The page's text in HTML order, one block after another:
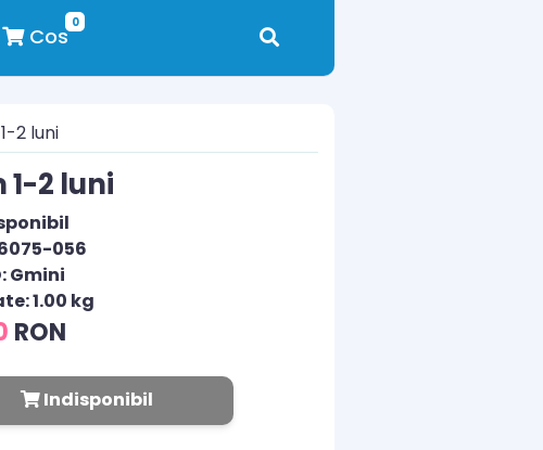
0
Cos
2 luni
2 luni
056
Gmini
1.00 kg
RON
Indisponibil